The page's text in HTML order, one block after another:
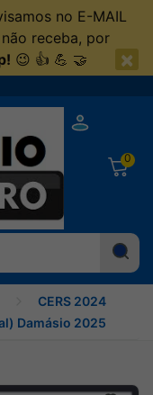
no E-MAIL
receba, por
😉 👍 💪 🤝 ×
0
CERS 2024
Damásio 2025